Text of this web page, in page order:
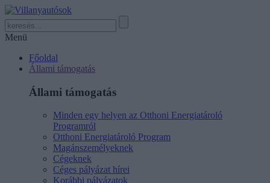
Menü
Főoldal
Állami támogatás
Állami támogatás
Minden egy helyen az Otthoni Energiatároló
Programról
Otthoni Energiatároló Program
Magánszemélyeknek
Cégeknek
Céges pályázat hírei
Korábbi pályázatok